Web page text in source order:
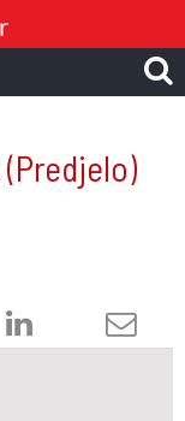
(Predjelo)